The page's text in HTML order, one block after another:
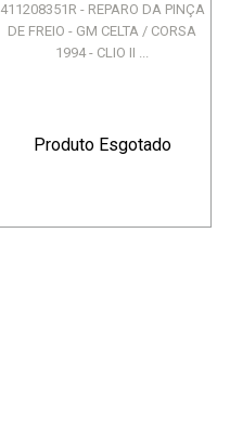
411208351R - REPARO DA PINÇA
DE FREIO - GM CELTA / CORSA
1994 - CLIO II ...
Produto Esgotado